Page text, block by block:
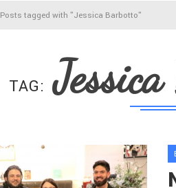
Posts tagged with "Jessica Barbotto"
TAG